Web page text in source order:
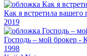
Как я встретила вашего
2019
Господь – мой брокер -
1998